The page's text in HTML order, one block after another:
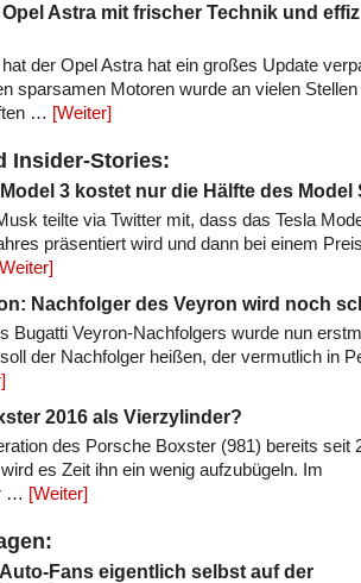
Astra mit frischer Technik und
der Opel Astra hat ein großes Update
sparsamen Motoren wurde an vielen Stellen
… [Weiter]
Insider-Stories:
3 kostet nur die Hälfte des Model
teilte via Twitter mit, dass das Tesla
präsentiert wird und dann bei einem
Nachfolger des Veyron wird noch
Bugatti Veyron-Nachfolgers wurde nun
der Nachfolger heißen, der vermutlich in
2016 als Vierzylinder?
des Porsche Boxster (981) bereits seit
es Zeit ihn ein wenig aufzubügeln. Im
… [Weiter]
Fans eigentlich selbst auf der